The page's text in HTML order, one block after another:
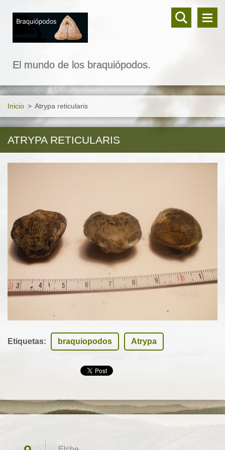
El mundo de los braquiópodos.
Inicio > Atrypa reticularis
ATRYPA RETICULARIS
Etiquetas: braquiopodos Atrypa